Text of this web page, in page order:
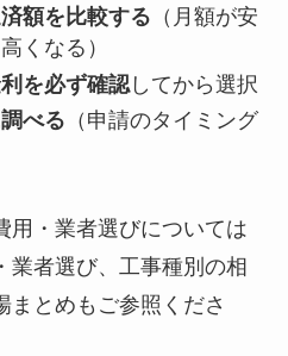
額を比較する （月額が安
くなる）
を必ず確認してから選択
べる （申請のタイミング
用・業者選びについては
業者選び、工事種別の相
まとめもご参照くださ